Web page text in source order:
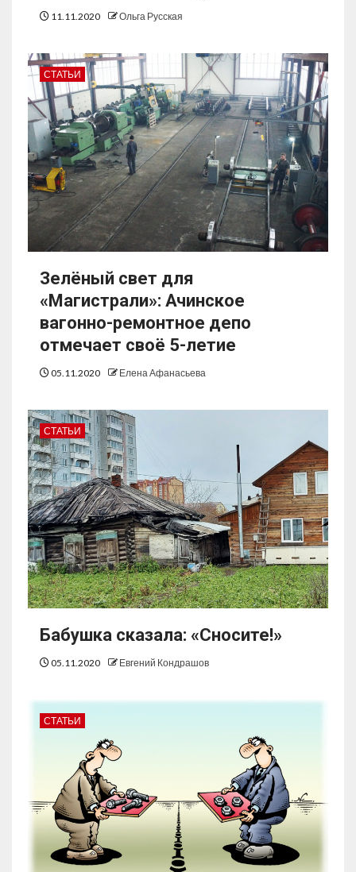
11.11.2020 Ольга Русская
СТАТЬИ
Зелёный свет для
«Магистрали»: Ачинское
вагонно-ремонтное депо
отмечает своё 5-летие
05.11.2020 Елена Афанасьева
СТАТЬИ
Бабушка сказала: «Сносите!»
05.11.2020 Евгений Кондрашов
СТАТЬИ